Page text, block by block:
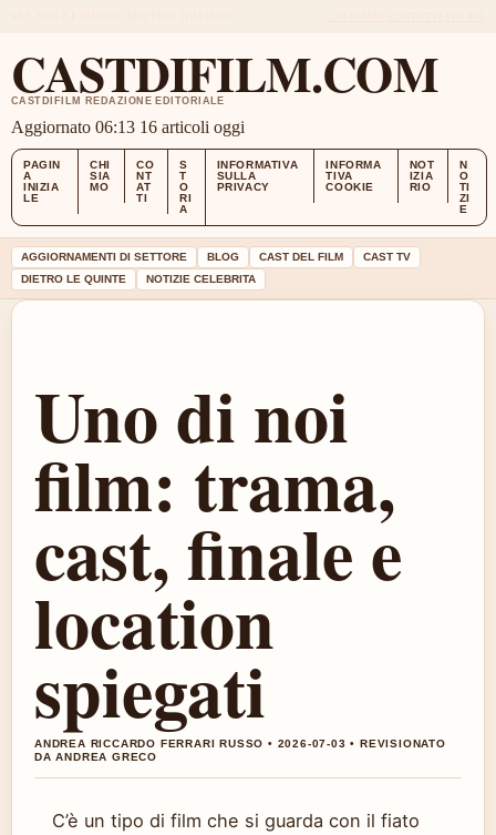
CASTDIFILM.COM
CASTDIFILM REDAZIONE EDITORIALE
Aggiornato 06:13 16 articoli oggi
PAGIN
A
INIZIA
LE
CHI
SIA
MO
CO
NT
AT
TI
S
T
O
RI
A
INFORMATIVA
SULLA
PRIVACY
INFORMA
TIVA
COOKIE
NOT
IZIA
RIO
N
O
TI
ZI
E
AGGIORNAMENTI DI SETTORE BLOG CAST DEL FILM
CAST TV
DIETRO LE QUINTE
NOTIZIE CELEBRITA
Uno di noi
film: trama,
cast, finale e
location
spiegati
ANDREA RICCARDO FERRARI RUSSO • 2026-07-03 • REVISIONATO
DA ANDREA GRECO
C’è un tipo di film che si guarda con il fiato